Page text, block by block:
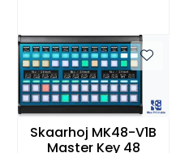
Skaarhoj MK48-V1B
Master Key 48